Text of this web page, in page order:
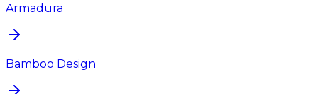
Armadura
Bamboo Design